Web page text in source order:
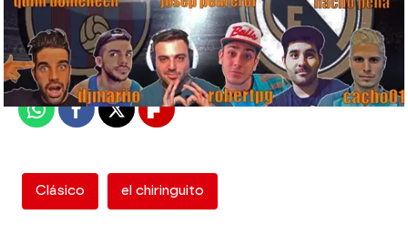
mega
Madrid
Publicado:14 de febrero de 2018, 18:01
WhatsappFacebook
X Flipboard
Clásico el chiringuito